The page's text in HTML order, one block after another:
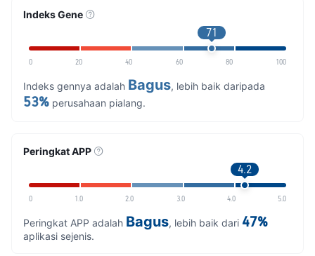
Indeks Gene
71
0 20 40 60 80 100
Indeks gennya adalah Bagus, lebih baik daripada
53% perusahaan pialang.
Peringkat APP
4.2
0 1.0 2.0 3.0 4.0 5.0
Peringkat APP adalah Bagus, lebih baik dari 47%
aplikasi sejenis.